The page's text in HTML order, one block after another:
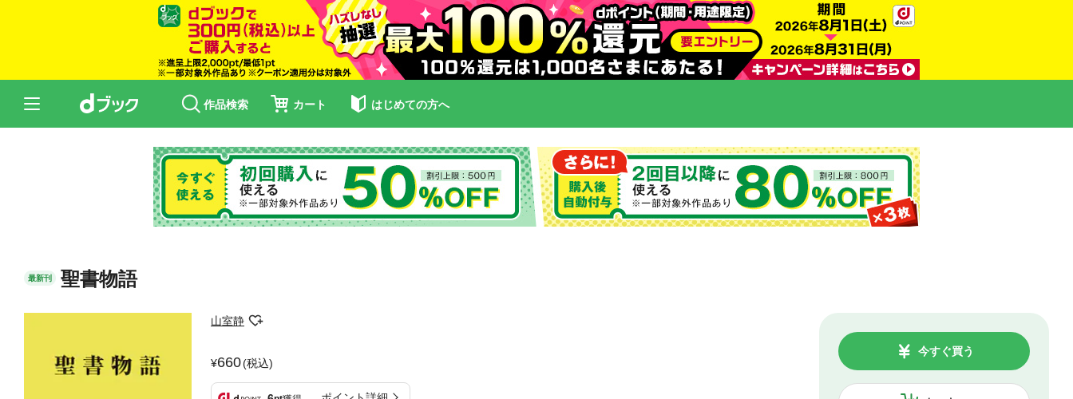
作品検索 カート はじめての方へ
最新刊 聖書物語
山室静
660(税込)
今すぐ買う